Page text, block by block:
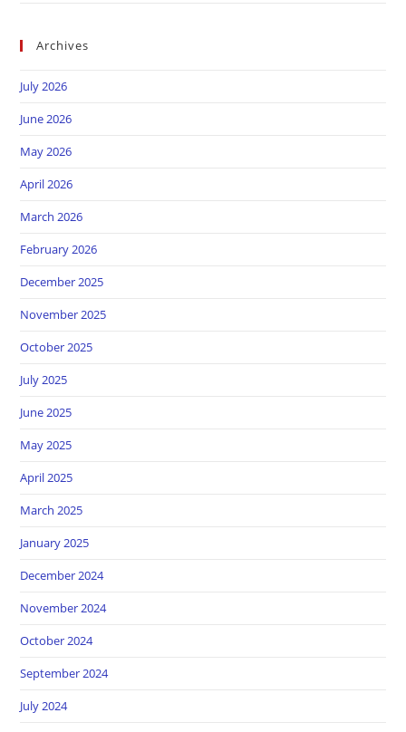
Archives
July 2026
June 2026
May 2026
April 2026
March 2026
February 2026
December 2025
November 2025
October 2025
July 2025
June 2025
May 2025
April 2025
March 2025
January 2025
December 2024
November 2024
October 2024
September 2024
July 2024